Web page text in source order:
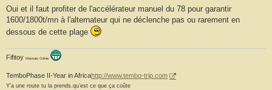
s
a
e
Oui et il faut profiter de l'accélérateur manuel du 78 pour garantir
1600/1800t/mn à l'alternateur qui ne déclenche pas ou rarement en
dessous de cette plage
Fifitoy Mauvais Génie
TemboPhase II-Year in Africahttp://www.tembo-trip.com
Y’a une route tu la prends.qu’est ce que ça coûte